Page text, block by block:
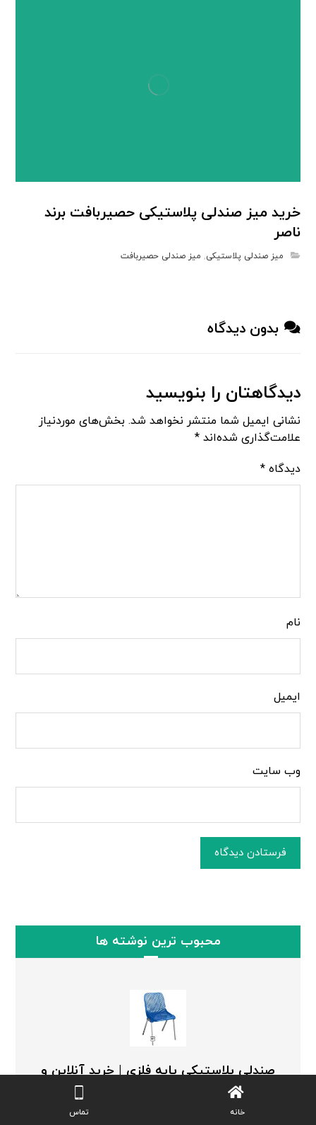
خرید میز صندلی پلاستیکی حصیربافت برند
ناصر
میز صندلی پلاستیکی, میز صندلی حصیربافت
بدون دیدگاه
دیدگاهتان را بنویسید
نشانی ایمیل شما منتشر نخواهد شد. بخش‌های موردنیاز
علامت‌گذاری شده‌اند*
دیدگاه*
نام
ایمیل
وب‌ سایت
فرستادن دیدگاه
محبوب ترین نوشته ها
صندلی پلاستیکی پایه فلزی | خرید آنلاین و
ارزان انواع مدل ها بدون واسطه
خانه تماس